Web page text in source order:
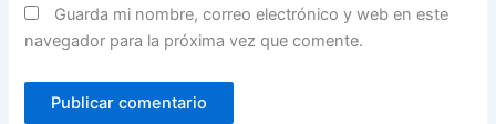
Guarda mi nombre, correo electrónico y web en este
navegador para la próxima vez que comente.